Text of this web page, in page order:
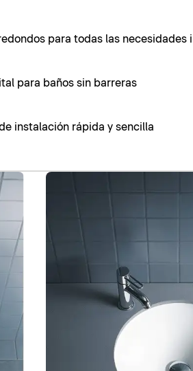
para todas las necesidades
para baños sin barreras
instalación rápida y sencilla